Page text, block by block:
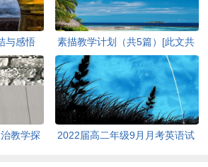
与感悟
字]
素描教学计划（共5篇）[此文共
3482字]
教学探
2022届高二年级9月月考英语试